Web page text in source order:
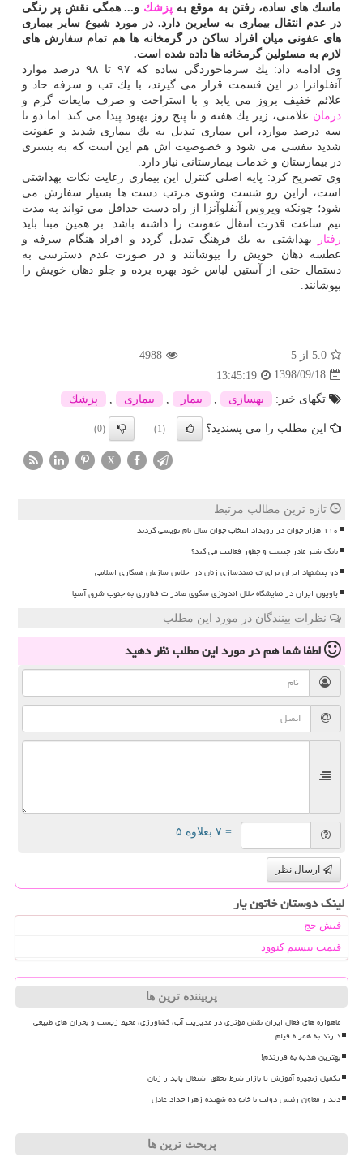
ماسك های ساده، رفتن به موقع به پزشك و... همگی نقش پر رنگی
در عدم انتقال بیماری به سایرین دارد. در مورد شیوع سایر بیماری
های عفونی میان افراد ساكن در گرمخانه ها هم تمام سفارش های
لازم به مسئولین گرمخانه ها داده شده است.
وی ادامه داد: یك سرماخوردگی ساده كه ۹۷ تا ۹۸ درصد موارد
آنفلوانزا در این قسمت قرار می گیرند، با یك تب و سرفه حاد و
علائم خفیف بروز می یابد و با استراحت و صرف مایعات گرم و
درمان علامتی، زیر یك هفته و تا پنج روز بهبود پیدا می كند. اما دو تا
سه درصد موارد، این بیماری تبدیل به یك بیماری شدید و عفونت
شدید تنفسی می شود و خصوصیت اش هم این است كه به بستری
در بیمارستان و خدمات بیمارستانی نیاز دارد.
وی تصریح كرد: پایه اصلی كنترل این بیماری رعایت نكات بهداشتی
است، ازاین رو شست وشوی مرتب دست ها بسیار سفارش می
شود؛ چونكه ویروس آنفلوآنزا از راه دست حداقل می تواند به مدت
نیم ساعت قدرت انتقال عفونت را داشته باشد. بر همین مبنا باید
رفتار
بهداشتی به یك فرهنگ تبدیل گردد و افراد هنگام سرفه و
عطسه دهان خویش را بپوشانند و در صورت عدم دسترسی به
دستمال حتی از آستین لباس خود بهره برده و جلو دهان خویش را
بپوشانند.
5.0 از 5
4988
1398/09/18
13:45:19
تگهای خبر:
بهسازی بیمار بیماری پزشك
این مطلب را می پسندید؟ (1)
(0)
X
تازه ترین مطالب مرتبط
۱۱۰ هزار جوان در رویداد انتخاب جوان سال نام نویسی کردند
بانک شیر مادر چیست و چطور فعالیت می کند؟
دو پیشنهاد ایران برای توانمندسازی زنان در اجلاس سازمان همکاری اسلامی
پاویون ایران در نمایشگاه حلال اندونزی سکوی صادرات فناوری به جنوب شرق آسیا
نظرات بینندگان در مورد این مطلب
لطفا شما همدر مورد این مطلبنظر دهید
= ۷ بعلاوه ۵
ارسال نظر
لینک دوستان خاتون یار
فیش حج
قیمت بیسیم کنوود
پربیننده ترین ها
ماهواره های فعال ایران نقش مؤثری در مدیریت آب، کشاورزی، محیط زیست و بحران های طبیعی
دارند به همراه فیلم
بهترین هدیه به فرزندم!
تکمیل زنجیره آموزش تا بازار شرط تحقق اشتغال پایدار زنان
دیدار معاون رئیس دولت با خانواده شهیده زهرا حداد عادل
پربحث ترین ها